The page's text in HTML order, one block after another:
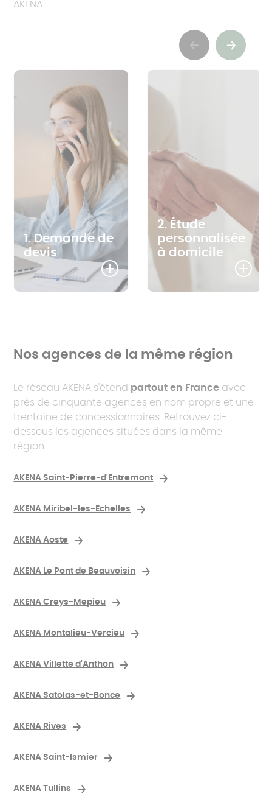
AKENA.
PreviousSuivant
1. Demande de
devis
2. Étude
personnalisée
à domicile
Nos agences de la même région
Le réseau AKENA s'étend partout en France avec
près de cinquante agences en nom propre et une
trentaine de concessionnaires. Retrouvez ci-
dessous les agences situées dans la même
région.
AKENA Saint-Pierre-d'Entremont
AKENA Miribel-les-Echelles
AKENA Aoste
AKENA Le Pont de Beauvoisin
AKENA Creys-Mepieu
AKENA Montalieu-Vercieu
AKENA Villette d'Anthon
AKENA Satolas-et-Bonce
AKENA Rives
AKENA Saint-Ismier
AKENA Tullins